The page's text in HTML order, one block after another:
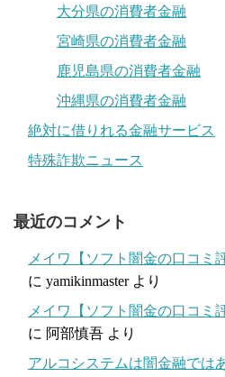
大分県の消費者金融
宮崎県の消費者金融
鹿児島県の消費者金融
沖縄県の消費者金融
絶対に借りれる金融サービス
特殊詐欺ニュース
最近のコメント
メイワ【ソフト闇金の口コミ
に yamikinmasterより
メイワ【ソフト闇金の口コミ
に 阿部慎吾 より
アルコシステムは闇金融では